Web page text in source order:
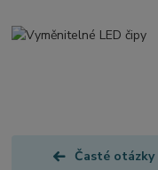
Časté otázky